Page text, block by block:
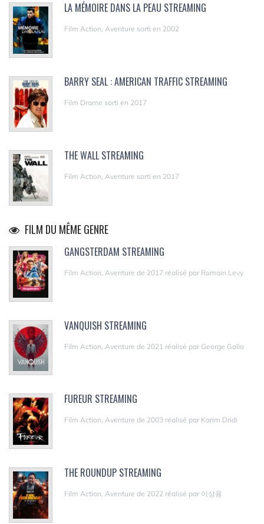
LA MÉMOIRE DANS LA PEAU STREAMING
Film Action, Aventure sorti en 2002
BARRY SEAL : AMERICAN TRAFFIC STREAMING
Film Drame sorti en 2017
THE WALL STREAMING
Film Action, Aventure sorti en 2017
FILM DU MÊME GENRE
GANGSTERDAM STREAMING
Film Action, Aventure de 2017 réalisé par Romain Levy
VANQUISH STREAMING
Film Action, Aventure de 2021 réalisé par George Gallo
FUREUR STREAMING
Film Action, Aventure de 2003 réalisé par Karim Dridi
THE ROUNDUP STREAMING
Film Action, Aventure de 2022 réalisé par 이상용